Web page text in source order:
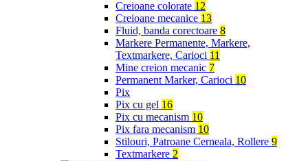
Creioane colorate 12
Creioane mecanice 13
Fluid, banda corectoare 8
Markere Permanente, Markere,
Textmarkere, Carioci 11
Mine creion mecanic 7
Permanent Marker, Carioci 10
Pix
Pix cu gel 16
Pix cu mecanism 10
Pix fara mecanism 10
Stilouri, Patroane Cerneala, Rollere 9
Textmarkere 2